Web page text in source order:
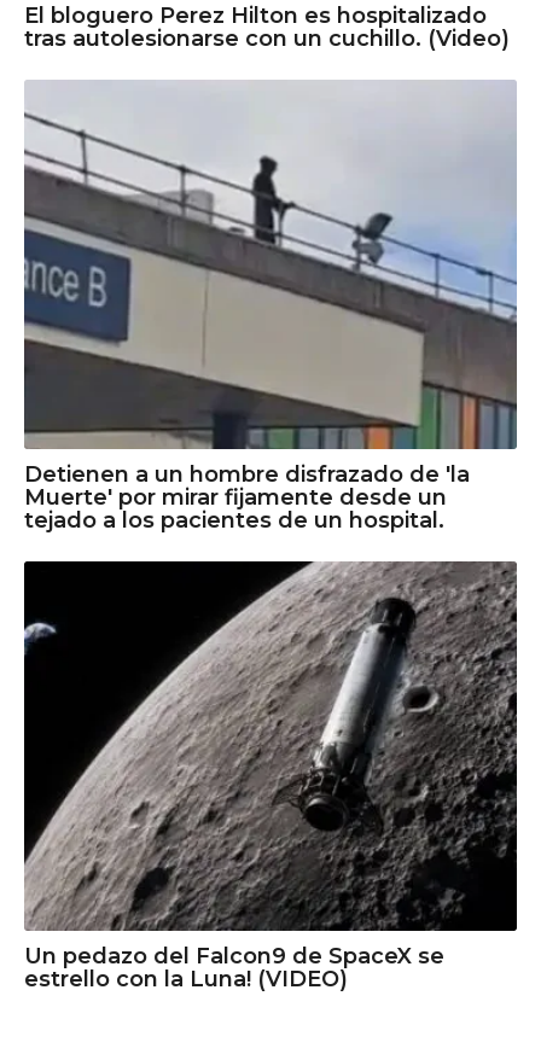
El bloguero Perez Hilton es hospitalizado
tras autolesionarse con un cuchillo. (Video)
Detienen a un hombre disfrazado de 'la
Muerte' por mirar fijamente desde un
tejado a los pacientes de un hospital.
Un pedazo del Falcon9 de SpaceX se
estrello con la Luna! (VIDEO)